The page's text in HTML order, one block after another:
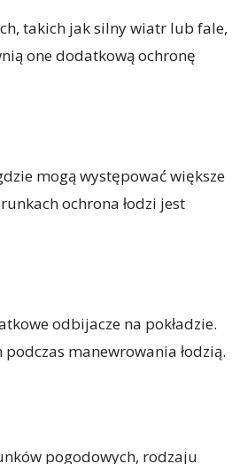
takich jak silny wiatr lub fale,
one dodatkową ochronę
mogą występować większe
ochrona łodzi jest
odbijacze na pokładzie.
manewrowania łodzią.
pogodowych, rodzaju